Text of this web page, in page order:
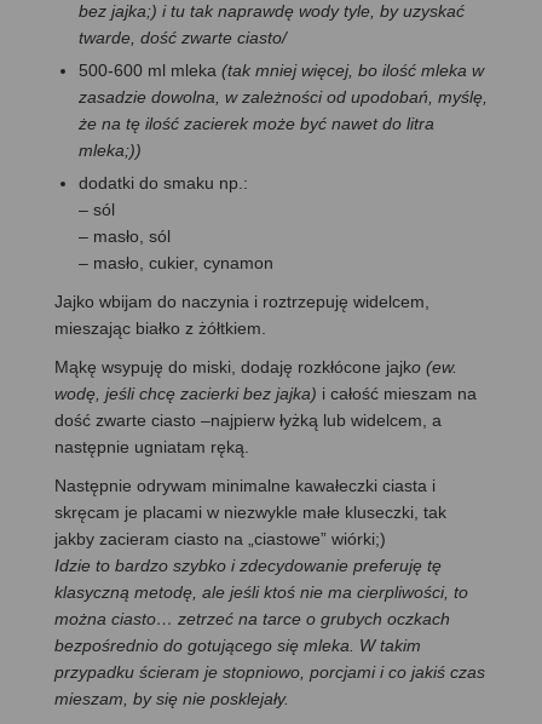
bez jajka;) i tu tak naprawdę wody tyle, by uzyskać
twarde, dość zwarte ciasto/
500-600 ml mleka (tak mniej więcej, bo ilość mleka w
zasadzie dowolna, w zależności od upodobań, myślę,
że na tę ilość zacierek może być nawet do litra
mleka;))
dodatki do smaku np.:
– sól
– masło, sól
– masło, cukier, cynamon
Jajko wbijam do naczynia i roztrzepuję widelcem,
mieszając białko z żółtkiem.
Mąkę wsypuję do miski, dodaję rozkłócone jajko (ew.
wodę, jeśli chcę zacierki bez jajka) i całość mieszam na
dość zwarte ciasto –najpierw łyżką lub widelcem, a
następnie ugniatam ręką.
Następnie odrywam minimalne kawałeczki ciasta i
skręcam je placami w niezwykle małe kluseczki, tak
jakby zacieram ciasto na „ciastowe” wiórki;)
Idzie to bardzo szybko i zdecydowanie preferuję tę
klasyczną metodę, ale jeśli ktoś nie ma cierpliwości, to
można ciasto… zetrzeć na tarce o grubych oczkach
bezpośrednio do gotującego się mleka. W takim
przypadku ścieram je stopniowo, porcjami i co jakiś czas
mieszam, by się nie posklejały.